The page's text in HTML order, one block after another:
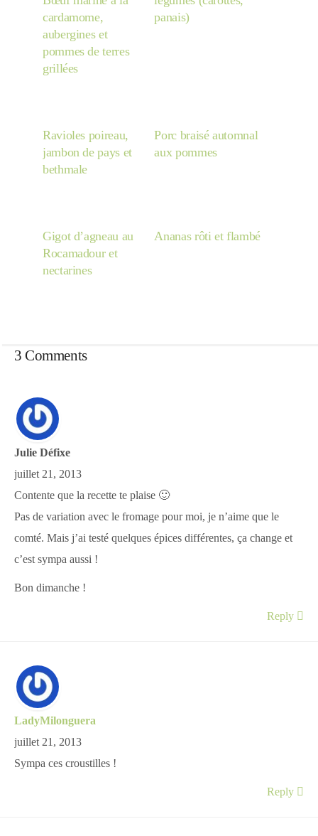
cardamome,
aubergines et
pommes de terres
grillées
panais)
Ravioles poireau,
jambon de pays et
bethmale
Porc braisé automnal
aux pommes
Gigot d’agneau au
Rocamadour et
nectarines
Ananas rôti et flambé
3 Comments
Julie Défixe
juillet 21, 2013
Contente que la recette te plaise 🙂
Pas de variation avec le fromage pour moi, je n’aime que le
comté. Mais j’ai testé quelques épices différentes, ça change et
c’est sympa aussi !
Bon dimanche !
Reply
LadyMilonguera
juillet 21, 2013
Sympa ces croustilles !
Reply